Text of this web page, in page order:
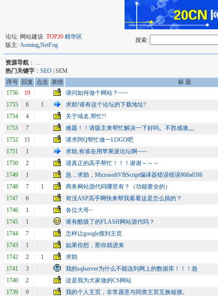
论坛: 网站建设 TOP20 精华区
版主: Aoming,NetFog
搜索:
资源导航 ： ...
热门关键字 ： SEO | SEM
序号
回复 点击 表情
标 题
1756
19
请问如何做个网站？~~~
1755
6 1
求助!谁有这个论坛的下载地址?
1754
4
关于域名,帮忙!!
1753
7
难题！！请版主来帮忙解决一下好吗。不胜感激,,,,
1752
11
请求阿Q帮忙做一LOGO吧
1751
1
求助,有谁在用苹果派论坛啊~~~
1750
2
请真正的高手帮忙！！！谢谢～～～
1749
1
急，求助，MicrosoftVBScript编译器错误错误800a03f6
1748
7 1
商务网站源代码哪里有？（功能要全的）
1747
6
有没ASP高手啊快来帮我看看这是怎么搞的？
1746
1
各位大哥~
1745
1
谁有酷级了的FLASH网站源代吗？
1744
7
怎样让google搜到主页
1743
1
如果你想，那你就进来
1742
2 1
求助
1741
3
我的sqlserver为什么不能连到网上的数据库！！！急
1740
2
这是我为大家做的CS网站
1739
9
我的个人主页，非常愿意与同类主页互换链接。